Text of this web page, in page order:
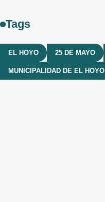
Tags
EL HOYO 25 DE MAYO
MUNICIPALIDAD DE EL HOYO